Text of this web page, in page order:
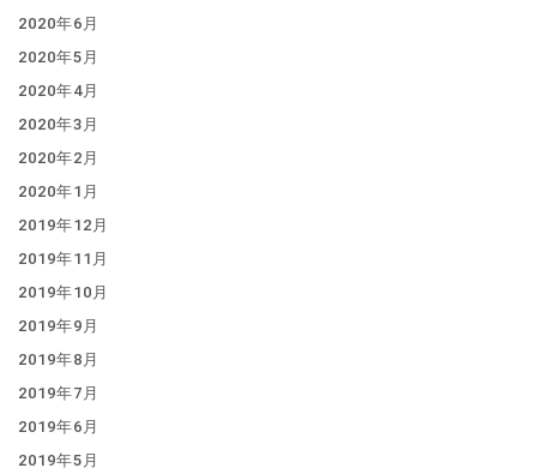
2020年6月
2020年5月
2020年4月
2020年3月
2020年2月
2020年1月
2019年12月
2019年11月
2019年10月
2019年9月
2019年8月
2019年7月
2019年6月
2019年5月